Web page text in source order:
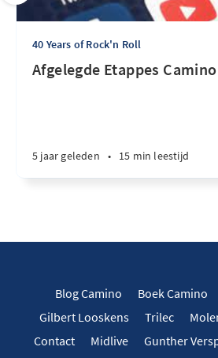
40 Years of Rock'n Roll
Afgelegde Etappes Camino
5 jaar geleden • 15 min leestijd
Blog Camino Boek Camino
Gilbert Looskens
Trilec
Contact
Midlive Gunther